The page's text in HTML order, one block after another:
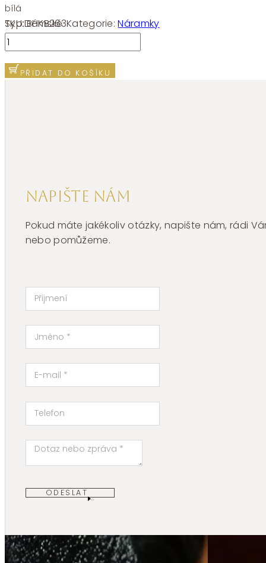
bílá
SKU:BHKB263Kategorie:Náramky
Typ:Dámské
Náramek
Brosway
CHAKRA
BHKB263
PŘIDAT DO KOŠÍKU
Napište nám
Pokud máte jakékoliv otázky, napište nám, rádi
nebo pomůžeme.
ODESLAT